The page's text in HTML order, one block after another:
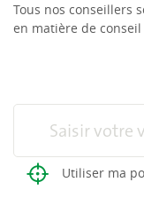
Tous nos conseillers
en matière de
Utiliser ma